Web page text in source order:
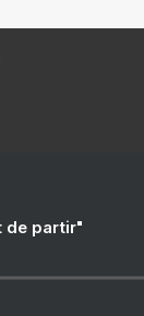
de partir"